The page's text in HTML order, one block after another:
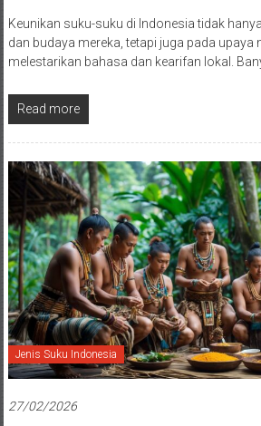
Keunikan suku-suku di Indonesia tidak
dan budaya mereka, tetapi juga pada upaya
melestarikan bahasa dan kearifan lokal.
Read more
Jenis Suku Indonesia
27/02/2026